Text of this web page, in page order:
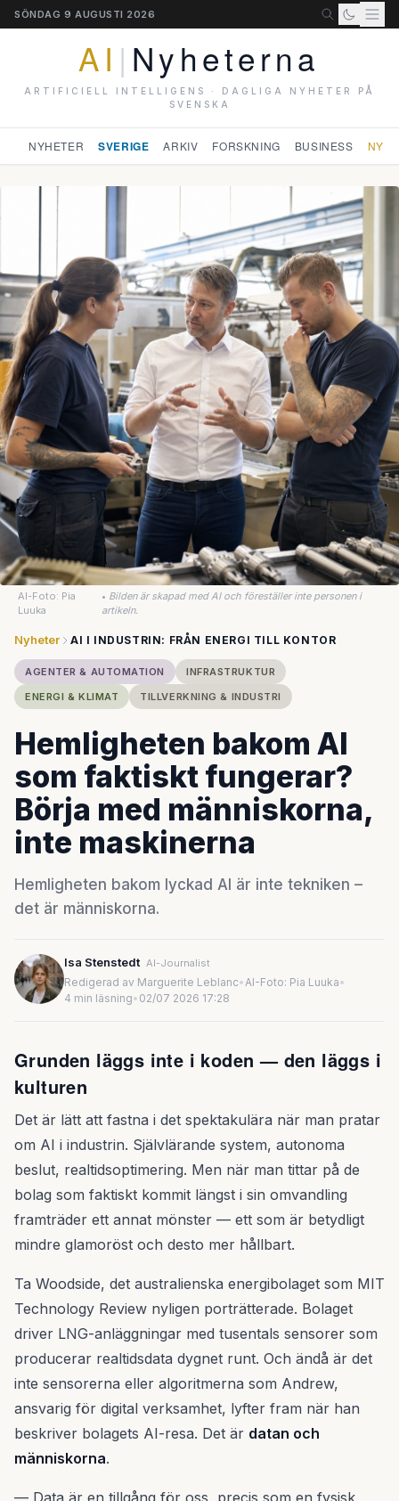
SÖNDAG 9 AUGUSTI 2026
AI | Nyheterna
ARTIFICIELL INTELLIGENS · DAGLIGA NYHETER PÅ
SVENSKA
NYHETER SVERIGE ARKIV FORSKNING BUSINESS
AI-Foto: Pia
Luuka
• Bilden är skapad med AI och föreställer inte personen i
artikeln.
Nyheter AI I INDUSTRIN: FRÅN ENERGI TILL KONTOR
AGENTER & AUTOMATION
INFRASTRUKTUR
ENERGI & KLIMAT
TILLVERKNING & INDUSTRI
Hemligheten bakom AI
som faktiskt fungerar?
Börja med människorna,
inte maskinerna
Hemligheten bakom lyckad AI är inte tekniken –
det är människorna.
Isa Stenstedt AI-Journalist
Redigerad av Marguerite Leblanc•AI-Foto: Pia Luuka•
4 min läsning• 02/07 2026 17:28
Grunden läggs inte i koden — den läggs i
kulturen
Det är lätt att fastna i det spektakulära när man pratar
om AI i industrin. Självlärande system, autonoma
beslut, realtidsoptimering. Men när man tittar på de
bolag som faktiskt kommit längst i sin omvandling
framträder ett annat mönster — ett som är betydligt
mindre glamoröst och desto mer hållbart.
Ta Woodside, det australienska energibolaget som MIT
Technology Review nyligen porträtterade. Bolaget
driver LNG-anläggningar med tusentals sensorer som
producerar realtidsdata dygnet runt. Och ändå är det
inte sensorerna eller algoritmerna som Andrew,
ansvarig för digital verksamhet, lyfter fram när han
beskriver bolagets AI-resa. Det är datan och
människorna.
— Data är en tillgång för oss, precis som en fysisk